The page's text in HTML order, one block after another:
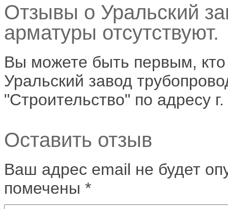
Отзывы о Уральский
арматуры отсутствуют.
Вы можете быть первым,
Уральский завод
"Строительство" по адресу
Оставить отзыв
Ваш адрес email не будет
помечены *